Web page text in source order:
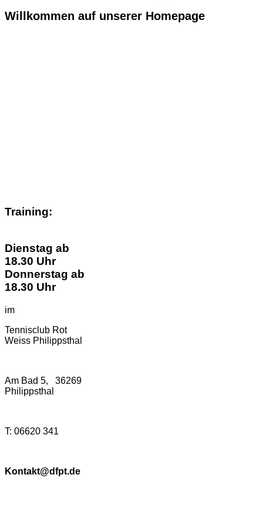
Willkommen auf unserer Homepage
Training:
Dienstag ab
18.30 Uhr
Donnerstag ab
18.30 Uhr
im
Tennisclub Rot
Weiss Philippsthal
Am Bad 5, 36269
Philippsthal
T: 06620 341
Kontakt@dfpt.de